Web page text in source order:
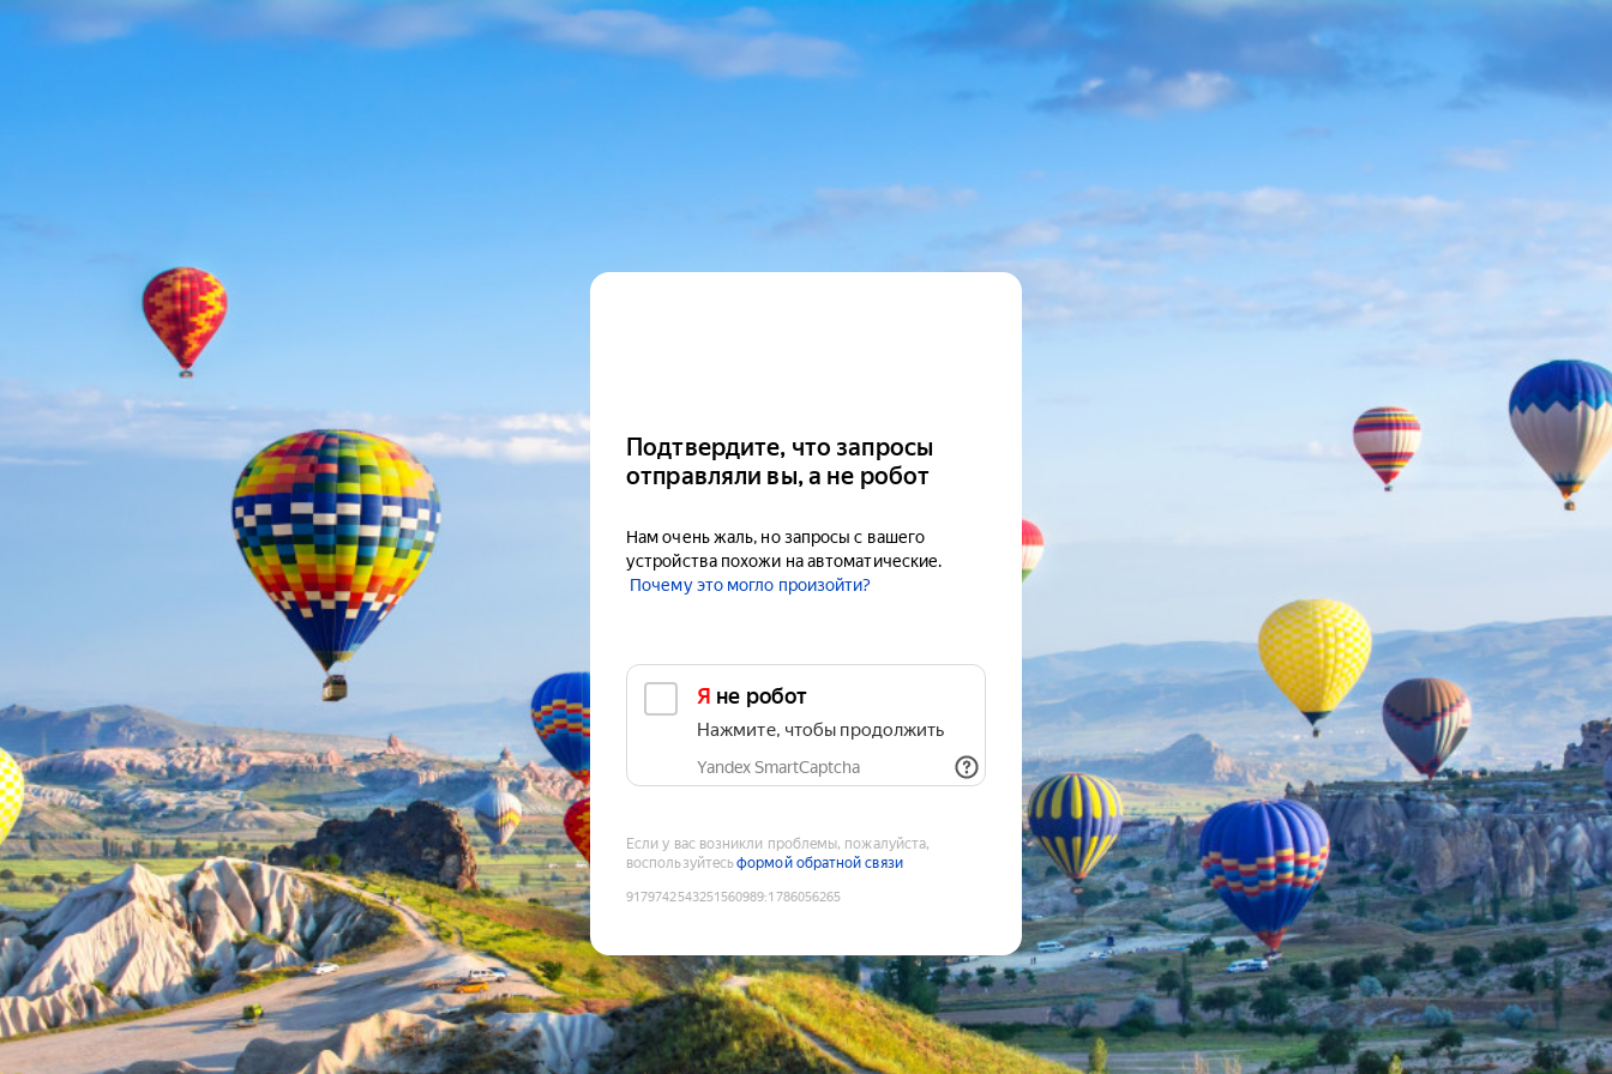
Подтвердите, что запросы
отправляли вы, а не робот
Нам очень жаль, но запросы с вашего
устройства похожи на автоматические.
Почему это могло произойти?
Я не робот
Нажмите, чтобы продолжить
Yandex SmartCaptcha
Если у вас возникли проблемы, пожалуйста,
воспользуйтесьформой обратной связи
9179742543251560989:1786056265